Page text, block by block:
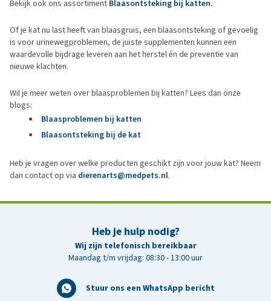
Bekijk ook ons assortiment Blaasontsteking bij katten.
Of je kat nu last heeft van blaasgruis, een blaasontsteking of gevoelig
is voor urinewegproblemen, de juiste supplementen kunnen een
waardevolle bijdrage leveren aan het herstel én de preventie van
nieuwe klachten.
Wil je meer weten over blaasproblemen bij katten? Lees dan onze
blogs:
Blaasproblemen bij katten
Blaasontsteking bij de kat
Heb je vragen over welke producten geschikt zijn voor jouw kat? Neem
dan contact op via dierenarts@medpets.nl.
Heb je hulp nodig?
Wij zijn telefonisch bereikbaar
Maandag t/m vrijdag: 08:30 - 13:00 uur
Stuur ons een WhatsApp bericht